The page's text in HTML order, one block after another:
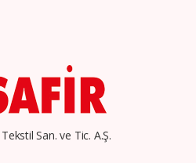
San. ve Tic. A.Ş.